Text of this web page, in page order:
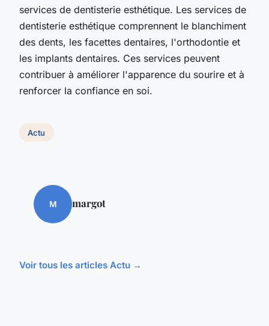
services de dentisterie esthétique. Les services de
dentisterie esthétique comprennent le blanchiment
des dents, les facettes dentaires, l'orthodontie et
les implants dentaires. Ces services peuvent
contribuer à améliorer l'apparence du sourire et à
renforcer la confiance en soi.
Actu
M margot
Voir tous les articles Actu →